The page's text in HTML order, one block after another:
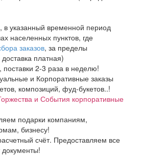
в указанный временной период
населенных пунктов, где
заказов, за пределы
платная)
поставки 2-3 раза в неделю!
и Корпоративные заказы
композиций, фуд-букетов..!
и События корпоративные
подарки компаниям,
бизнесу!
счёт. Предоставляем все